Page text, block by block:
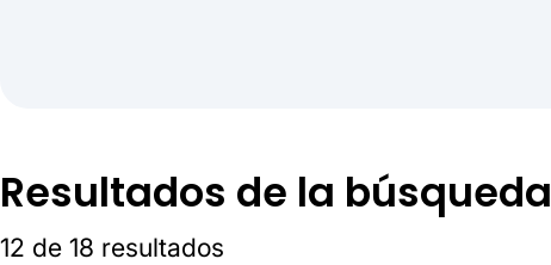
Resultados de la búsqueda
12 de 18 resultados